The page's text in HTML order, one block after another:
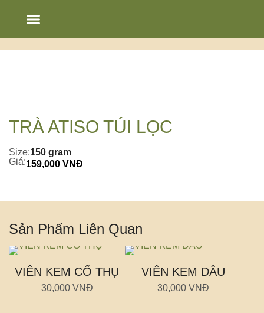
TRÀ ATISO TÚI LỌC
Size:150 gram
Giá:159,000 VNĐ
Sản Phẩm Liên Quan
VIÊN KEM CỔ THỤ
30,000 VNĐ
VIÊN KEM DÂU
30,000 VNĐ